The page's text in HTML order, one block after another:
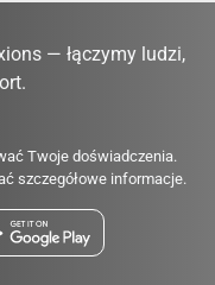
— łączymy ludzi,
Twoje doświadczenia.
szczegółowe informacje.